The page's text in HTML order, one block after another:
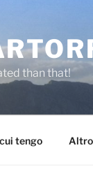
than that!
tengo Altro